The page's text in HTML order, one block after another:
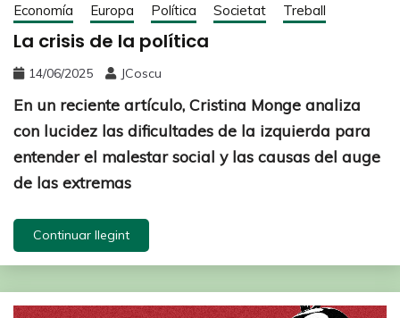
Economía Europa Política Societat Treball
La crisis de la política
14/06/2025 JCoscu
En un reciente artículo, Cristina Monge analiza
con lucidez las dificultades de la izquierda para
entender el malestar social y las causas del auge
de las extremas
Continuar llegint